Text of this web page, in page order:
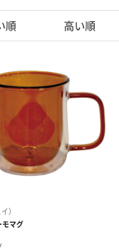
順 高い順